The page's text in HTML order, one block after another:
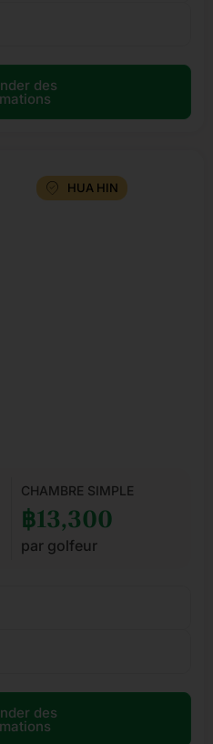
des
HUA HIN
CHAMBRE SIMPLE
฿13,300
par golfeur
des